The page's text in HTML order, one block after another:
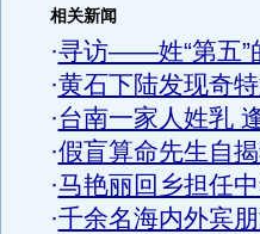
相关新闻
·寻访——姓“第五”
·黄石下陆发现奇
·台南一家人姓乳
·假盲算命先生自
·马艳丽回乡担任
·千余名海内外宾